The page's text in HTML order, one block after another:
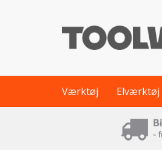
Værktøj Elværktøj